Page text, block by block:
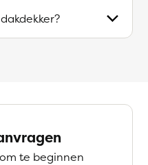
te beginnen